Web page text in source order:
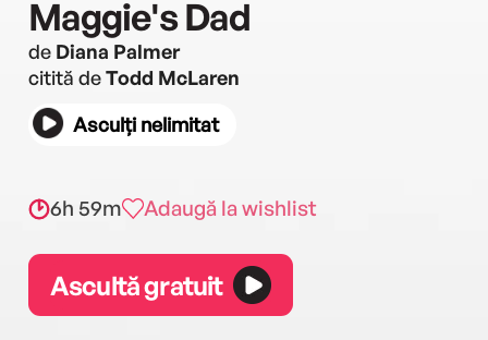
Maggie's Dad
de Diana Palmer
citită deTodd McLaren
Asculți nelimitat
6h 59m Adaugă la wishlist
Ascultă gratuit